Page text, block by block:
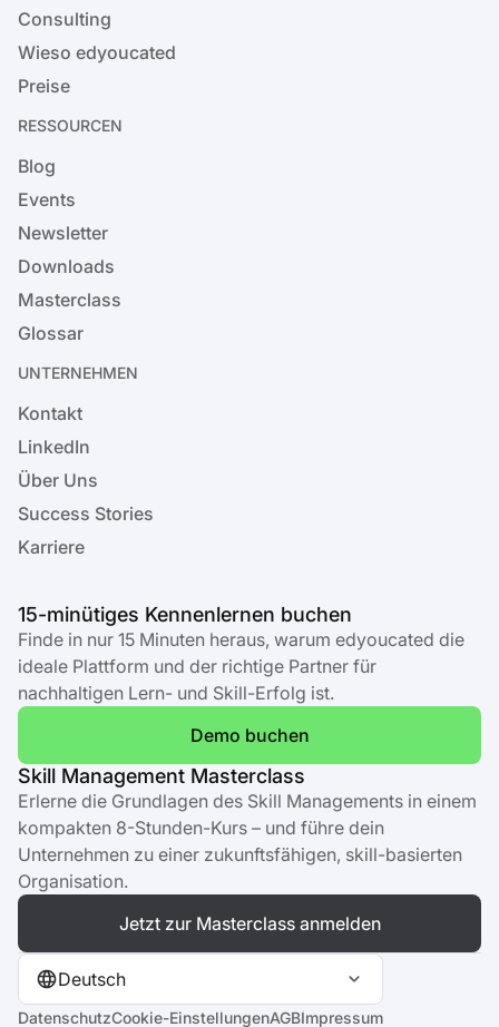
15-minütiges Kennenlernen buchen
Finde in nur 15 Minuten heraus, warum edyoucated die
ideale Plattform und der richtige Partner für
nachhaltigen Lern- und Skill-Erfolg ist.
Demo buchen
Skill Management Masterclass
Erlerne die Grundlagen des Skill Managements in einem
kompakten 8-Stunden-Kurs – und führe dein
Unternehmen zu einer zukunftsfähigen, skill-basierten
Organisation.
Jetzt zur Masterclass anmelden
Consulting
Wieso edyoucated
Preise
RESSOURCEN
Blog
Events
Newsletter
Downloads
Masterclass
Glossar
UNTERNEHMEN
Kontakt
LinkedIn
Über Uns
Success Stories
Karriere
Deutsch
DatenschutzCookie-EinstellungenAGBImpressum